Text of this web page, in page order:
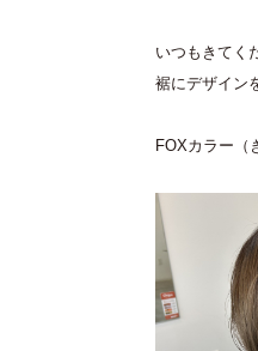
いつもきてく
裾にデザイン
FOXカラー（